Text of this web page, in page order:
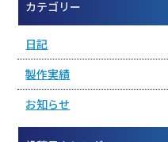
カテゴリー
日記
製作実績
お知らせ